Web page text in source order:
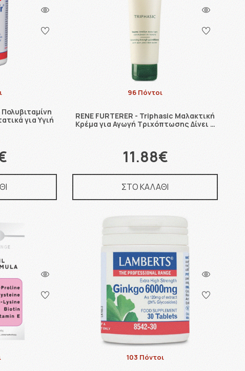
για Υγιή
96 Πόντοι
RENE FURTERER - Triphasic Μαλακτική
Κρέμα για Αγωγή Τριχόπτωσης Δίνει …
11.88€
ΣΤΟ ΚΑΛΑΘΙ
103 Πόντοι